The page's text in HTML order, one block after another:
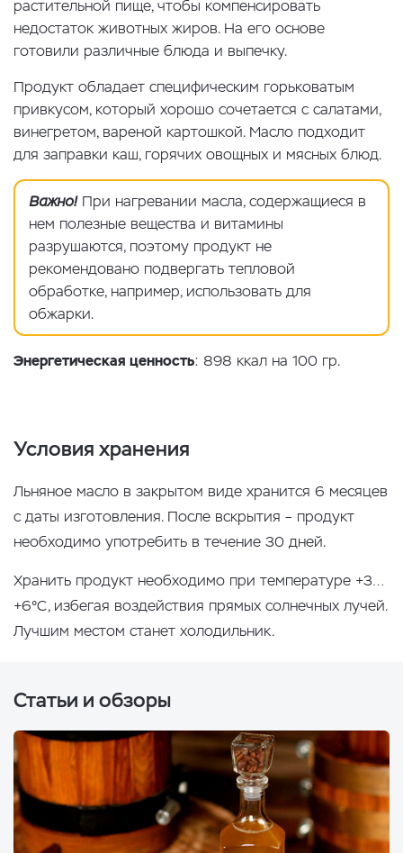
растительной пище, чтобы компенсировать
недостаток животных жиров. На его основе
готовили различные блюда и выпечку.
Продукт обладает специфическим горьковатым
привкусом, который хорошо сочетается с салатами,
винегретом, вареной картошкой. Масло подходит
для заправки каш, горячих овощных и мясных блюд.
Важно! При нагревании масла, содержащиеся в
нем полезные вещества и витамины
разрушаются, поэтому продукт не
рекомендовано подвергать тепловой
обработке, например, использовать для
обжарки.
Энергетическая ценность: 898 ккал на 100 гр.
Условия хранения
Льняное масло в закрытом виде хранится 6 месяцев
с даты изготовления. После вскрытия – продукт
необходимо употребить в течение 30 дней.
Хранить продукт необходимо при температуре +3…
+6°С, избегая воздействия прямых солнечных лучей.
Лучшим местом станет холодильник.
Статьи и обзоры